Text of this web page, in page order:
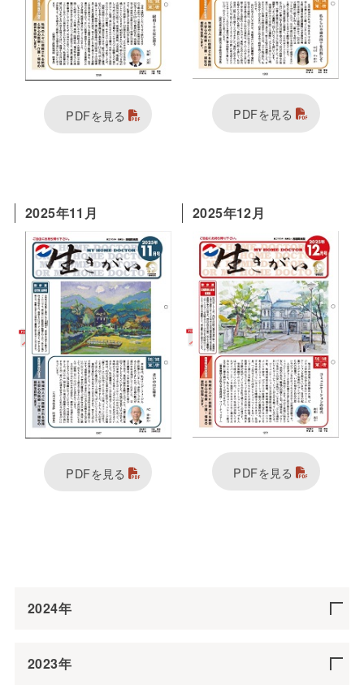
2025年12月
PDFを見る
2025年11月
PDFを見る
PDFを見る
PDFを見る
2024年
2023年